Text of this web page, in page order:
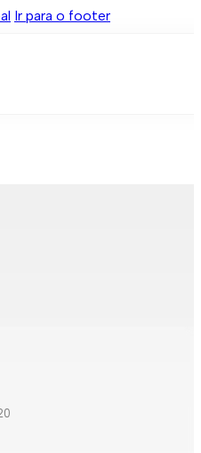
Ir para o footer